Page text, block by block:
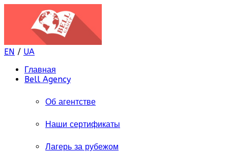
EN / UA
Главная
Bell Agency
Об агентстве
Наши сертификаты
Лагерь за рубежом